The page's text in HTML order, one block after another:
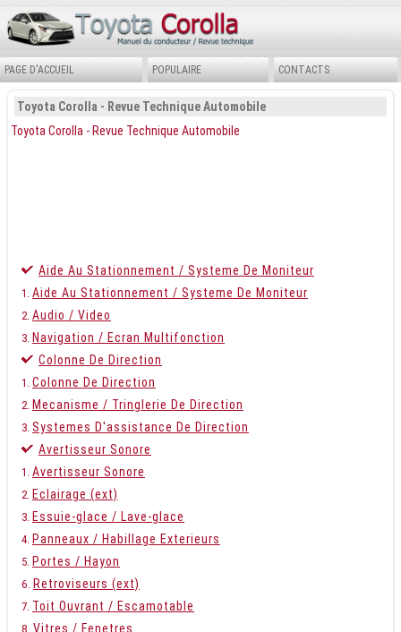
PAGE D'ACCUEIL POPULAIRE CONTACTS
Toyota Corolla - Revue Technique Automobile
Toyota Corolla - Revue Technique Automobile
Aide Au Stationnement / Systeme De Moniteur
Aide Au Stationnement / Systeme De Moniteur
Audio / Video
Navigation / Ecran Multifonction
Colonne De Direction
Colonne De Direction
Mecanisme / Tringlerie De Direction
Systemes D'assistance De Direction
Avertisseur Sonore
Avertisseur Sonore
Eclairage (ext)
Essuie-glace / Lave-glace
Panneaux / Habillage Exterieurs
Portes / Hayon
Retroviseurs (ext)
Toit Ouvrant / Escamotable
Vitres / Fenetres